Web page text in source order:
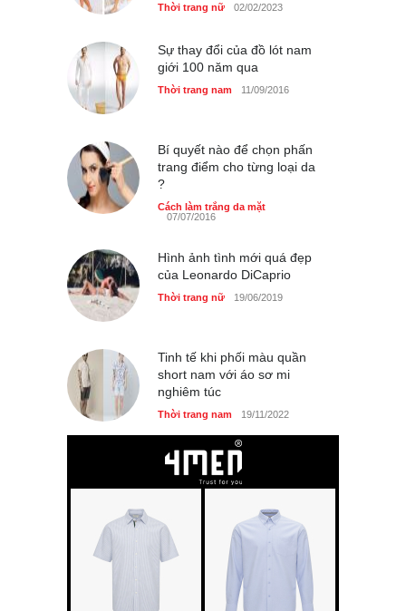
Thời trang nữ 02/02/2023
Sự thay đổi của đồ lót nam
giới 100 năm qua
Thời trang nam 11/09/2016
Bí quyết nào để chọn phấn
trang điểm cho từng loại da
?
Cách làm trắng da mặt
07/07/2016
Hình ảnh tình mới quá đẹp
của Leonardo DiCaprio
Thời trang nữ 19/06/2019
Tinh tế khi phối màu quần
short nam với áo sơ mi
nghiêm túc
Thời trang nam 19/11/2022